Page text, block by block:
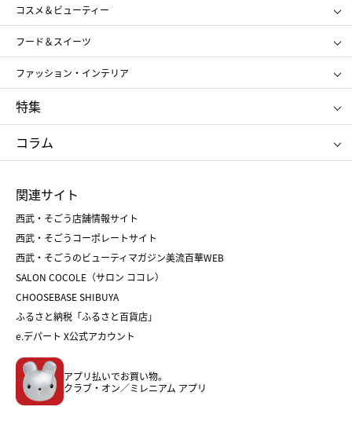
メンズ
スポーツ・アウトドア
お中元
お歳暮
コスメ＆ビューティー
SHISEIDO
ポール&ジョー ボーテ
ジルスチュアート
NARS
RMK
クリニーク
SK-Ⅱ
フード＆スイーツ
アンリ・シャルパンティエ
ゴディバ
新宿高野
たねや
ねんりん家
ファッション・インテリア
ポロ ラルフ ローレン
タケオ キクチ
ママ＆キッズ
シュタイフ
特集
お中元
ひな人形
五月人形
父の日
クリスマスケーキ
ホワイトデー
コラム
菓子折り
和菓子
人気のギフト
バレンタイン
ホワイトデー
おせち
フード
ホーム・キッチン＆アート
関連サイト
西武・そごう店舗情報サイト
西武・そごうコーポレートサイト
西武・そごうのビューティマガジン美流百華WEB
SALON COCOLE（サロン ココレ）
CHOOSEBASE SHIBUYA
ふるさと納税「ふるさと百貨店」
e.デパート X公式アカウント
アプリ払いでお買い物。
クラブ・オン／ミレニアム アプリ